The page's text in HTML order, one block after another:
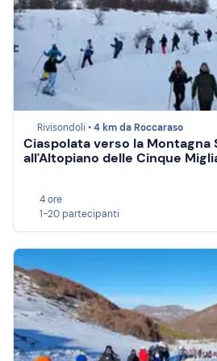
Rivisondoli •4 km da Roccaraso
Ciaspolata verso la Montagna
all'Altopiano delle Cinque
4 ore
1-20 partecipanti